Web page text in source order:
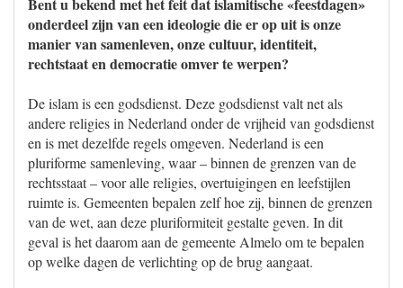
onderdeel zijn van een ideologie die er op uit is onze
manier van samenleven, onze cultuur, identiteit,
rechtstaat en democratie omver te werpen?
De islam is een godsdienst. Deze godsdienst valt net als
andere religies in Nederland onder de vrijheid van godsdienst
en is met dezelfde regels omgeven. Nederland is een
pluriforme samenleving, waar – binnen de grenzen van de
rechtsstaat – voor alle religies, overtuigingen en leefstijlen
ruimte is. Gemeenten bepalen zelf hoe zij, binnen de grenzen
van de wet, aan deze pluriformiteit gestalte geven. In dit
geval is het daarom aan de gemeente Almelo om te bepalen
op welke dagen de verlichting op de brug aangaat.